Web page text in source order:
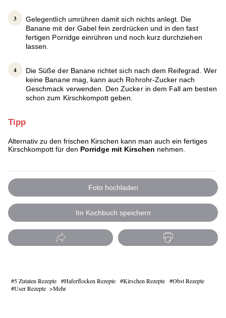
Gelegentlich umrühren damit sich nichts anlegt. Die
Banane mit der Gabel fein zerdrücken und in den fast
fertigen Porridge einrühren und noch kurz durchziehen
lassen.
Die Süße der Banane richtet sich nach dem Reifegrad. Wer
keine Banane mag, kann auch Rohrohr-Zucker nach
Geschmack verwenden. Den Zucker in dem Fall am besten
schon zum Kirschkompott geben.
Tipp
Alternativ zu den frischen Kirschen kann man auch ein fertiges
Kirschkompott für den Porridge mit Kirschen nehmen.
Foto hochladen
Im Kochbuch speichern
5 Zutaten Rezepte Haferflocken Rezepte Kirschen Rezepte
Obst Rezepte
User Rezepte
Mehr